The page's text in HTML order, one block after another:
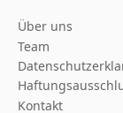
Über uns
Team
Kontakt